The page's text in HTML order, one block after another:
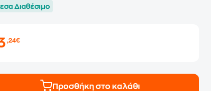
Διαθέσιμο
,24€
Προσθήκη στο καλάθι